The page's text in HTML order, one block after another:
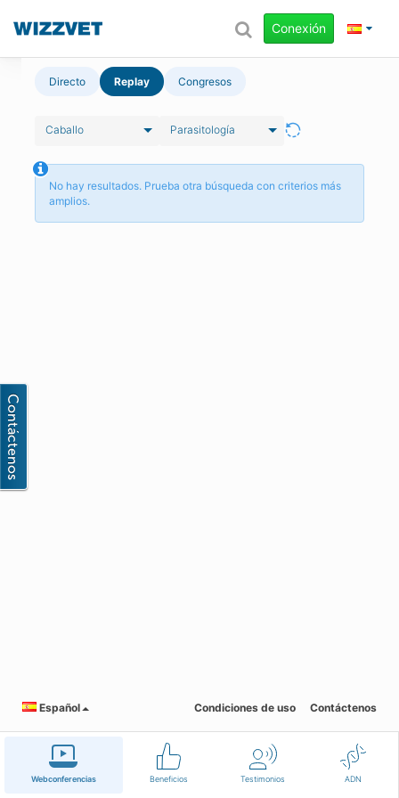
Webconferencias Beneficios Testimonios ADN
Conexión
Directo Replay Congresos
Caballo Parasitología
No hay resultados. Prueba otra búsqueda con criterios más
amplios.
Español Condiciones de uso Contáctenos